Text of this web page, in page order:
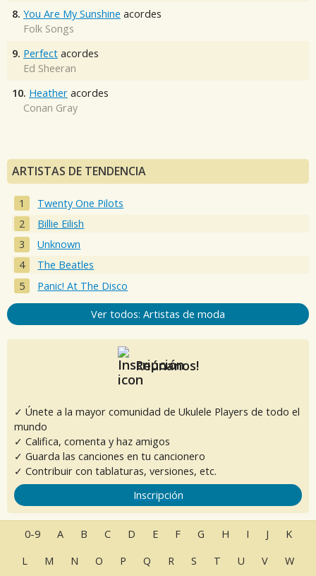
8. You Are My Sunshine acordes
Folk Songs
9. Perfect acordes
Ed Sheeran
10. Heather acordes
Conan Gray
ARTISTAS DE TENDENCIA
Twenty One Pilots
Billie Eilish
Unknown
The Beatles
Panic! At The Disco
Ver todos: Artistas de moda
Reúnanos!
✓ Únete a la mayor comunidad de Ukulele Players de todo el
mundo
✓ Califica, comenta y haz amigos
✓ Guarda las canciones en tu cancionero
✓ Contribuir con tablaturas, versiones, etc.
Inscripción
0-9 A B C D E F G H I J
K
L
M N O P Q R S T U V W